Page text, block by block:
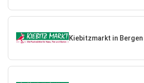
Kiebitzmarkt in Bergen